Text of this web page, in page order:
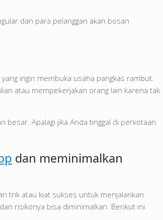
dan para pelanggan akan bosan
ingin membuka usaha pangkas rambut.
atau mempekerjakan orang lain karena tak
besar. Apalagi jika Anda tinggal di perkotaan
dan meminimalkan
trik atau kiat sukses untuk menjalankan
risikonya bisa diminimalkan. Berikut ini